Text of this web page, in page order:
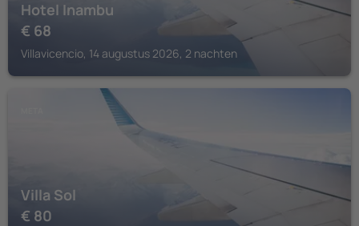
Hotel Inambu
€ 68
Villavicencio, 14 augustus 2026, 2 nachten
Villa Sol
€ 80